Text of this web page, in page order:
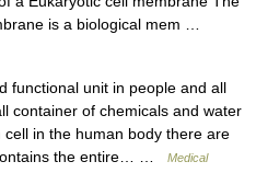
is a biological mem …
functional unit in people and all
container of chemicals and water
in the human body there are
the entire… …
Medical